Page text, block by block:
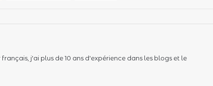
j'ai plus de 10 ans d'expérience dans les blogs et le